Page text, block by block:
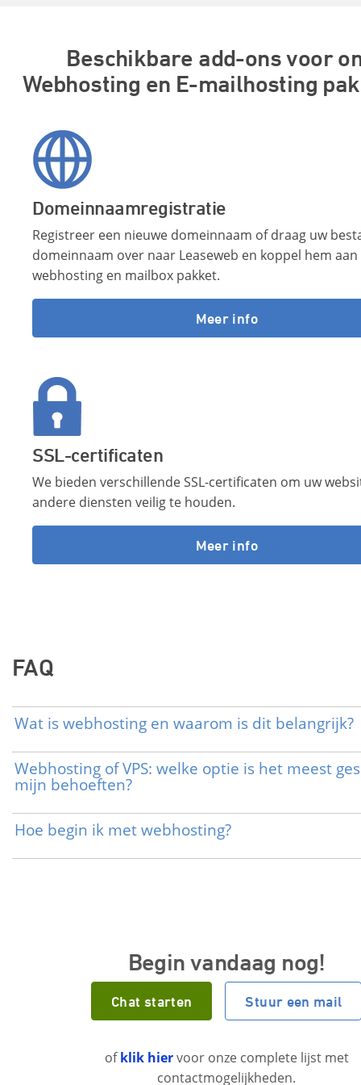
Beschikbare add-ons voor
Webhosting en E-mailhosting
Domeinnaamregistratie
Registreer een nieuwe domeinnaam of draag uw
domeinnaam over naar Leaseweb en koppel hem aan
webhosting en mailbox pakket.
Meer info
SSL-certificaten
We bieden verschillende SSL-certificaten om uw
andere diensten veilig te houden.
Meer info
FAQ
Wat is webhosting en waarom is dit belangrijk?
Webhosting of VPS: welke optie is het meest
mijn behoeften?
Hoe begin ik met webhosting?
Begin vandaag nog!
Chat starten Stuur een mail
ofklik hiervoor onze complete lijst met
contactmogelijkheden.